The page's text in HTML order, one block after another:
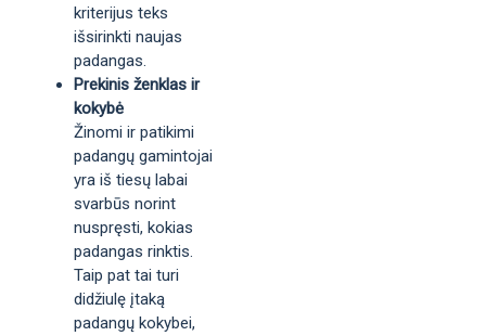
kriterijus teks
išsirinkti naujas
padangas.
Prekinis ženklas ir
kokybė
Žinomi ir patikimi
padangų gamintojai
yra iš tiesų labai
svarbūs norint
nuspręsti, kokias
padangas rinktis.
Taip pat tai turi
didžiulę įtaką
padangų kokybei,